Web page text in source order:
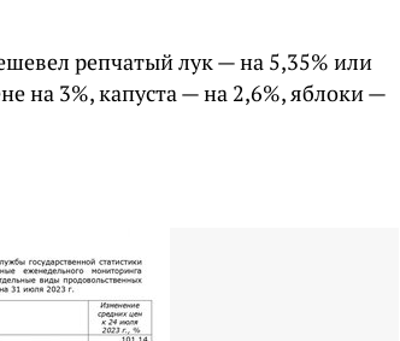
репчатый лук — на 5,35% или
на 3%, капуста — на 2,6%, яблоки —